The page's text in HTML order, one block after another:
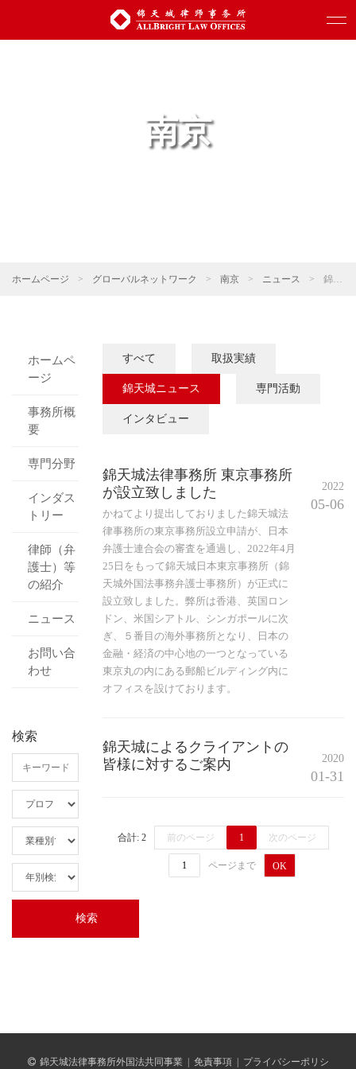
南京
ホームページ > グローバルネットワーク > 南京 > ニュース > 錦天城ニュース
ホームペ
ージ
事務所概
要
専門分野
インダス
トリー
律師（弁
護士）等
の紹介
ニュース
お問い合
わせ
検索
すべて 取扱実績
錦天城ニュース 専門活動
インタビュー
錦天城法律事務所 東京事務所
が設立致しました
かねてより提出しておりました錦天城法
律事務所の東京事務所設立申請が、日本
弁護士連合会の審査を通過し、2022年4月
25日をもって錦天城日本東京事務所（錦
天城外国法事務弁護士事務所）が正式に
設立致しました。弊所は香港、英国ロン
ドン、米国シアトル、シンガポールに次
ぎ、５番目の海外事務所となり、日本の
金融・経済の中心地の一つとなっている
東京丸の内にある郵船ビルディング内に
オフィスを設けております。
2022
05-06
錦天城によるクライアントの
皆様に対するご案内
2020
01-31
合計: 2 前のページ 1 次のページ
ページまで OK
錦天城法律事務所外国法共同事業 免責事項 プライバシーポリシ